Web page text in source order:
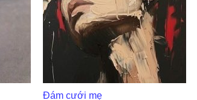
Đám cưới mẹ